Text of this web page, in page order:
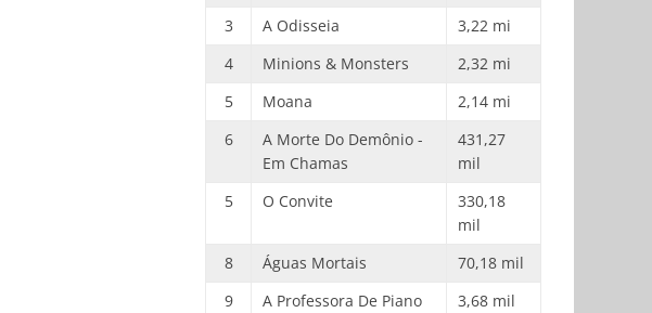
3 A Odisseia
3,22 mi
4
Minions & Monsters
2,32 mi
5
Moana
2,14 mi
6
A Morte Do Demônio -
Em Chamas
431,27
mil
5
O Convite
330,18
mil
8
Águas Mortais
70,18 mil
9
A Professora De Piano
3,68 mil